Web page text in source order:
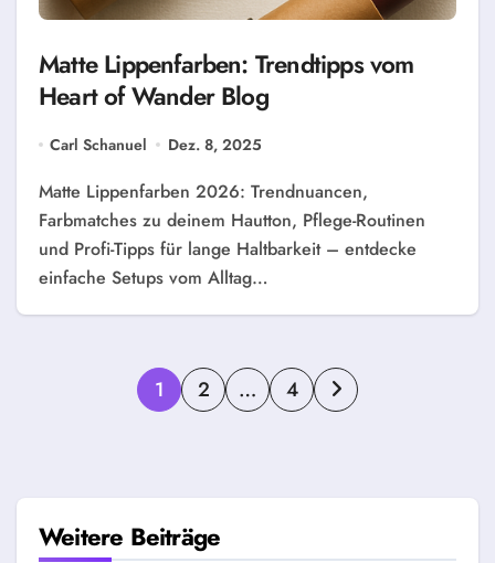
Matte Lippenfarben: Trendtipps vom
Heart of Wander Blog
Carl Schanuel Dez. 8, 2025
Matte Lippenfarben 2026: Trendnuancen,
Farbmatches zu deinem Hautton, Pflege-Routinen
und Profi-Tipps für lange Haltbarkeit – entdecke
einfache Setups vom Alltag…
Seitennummerierung
der
1 2 … 4
Weitere Beiträge